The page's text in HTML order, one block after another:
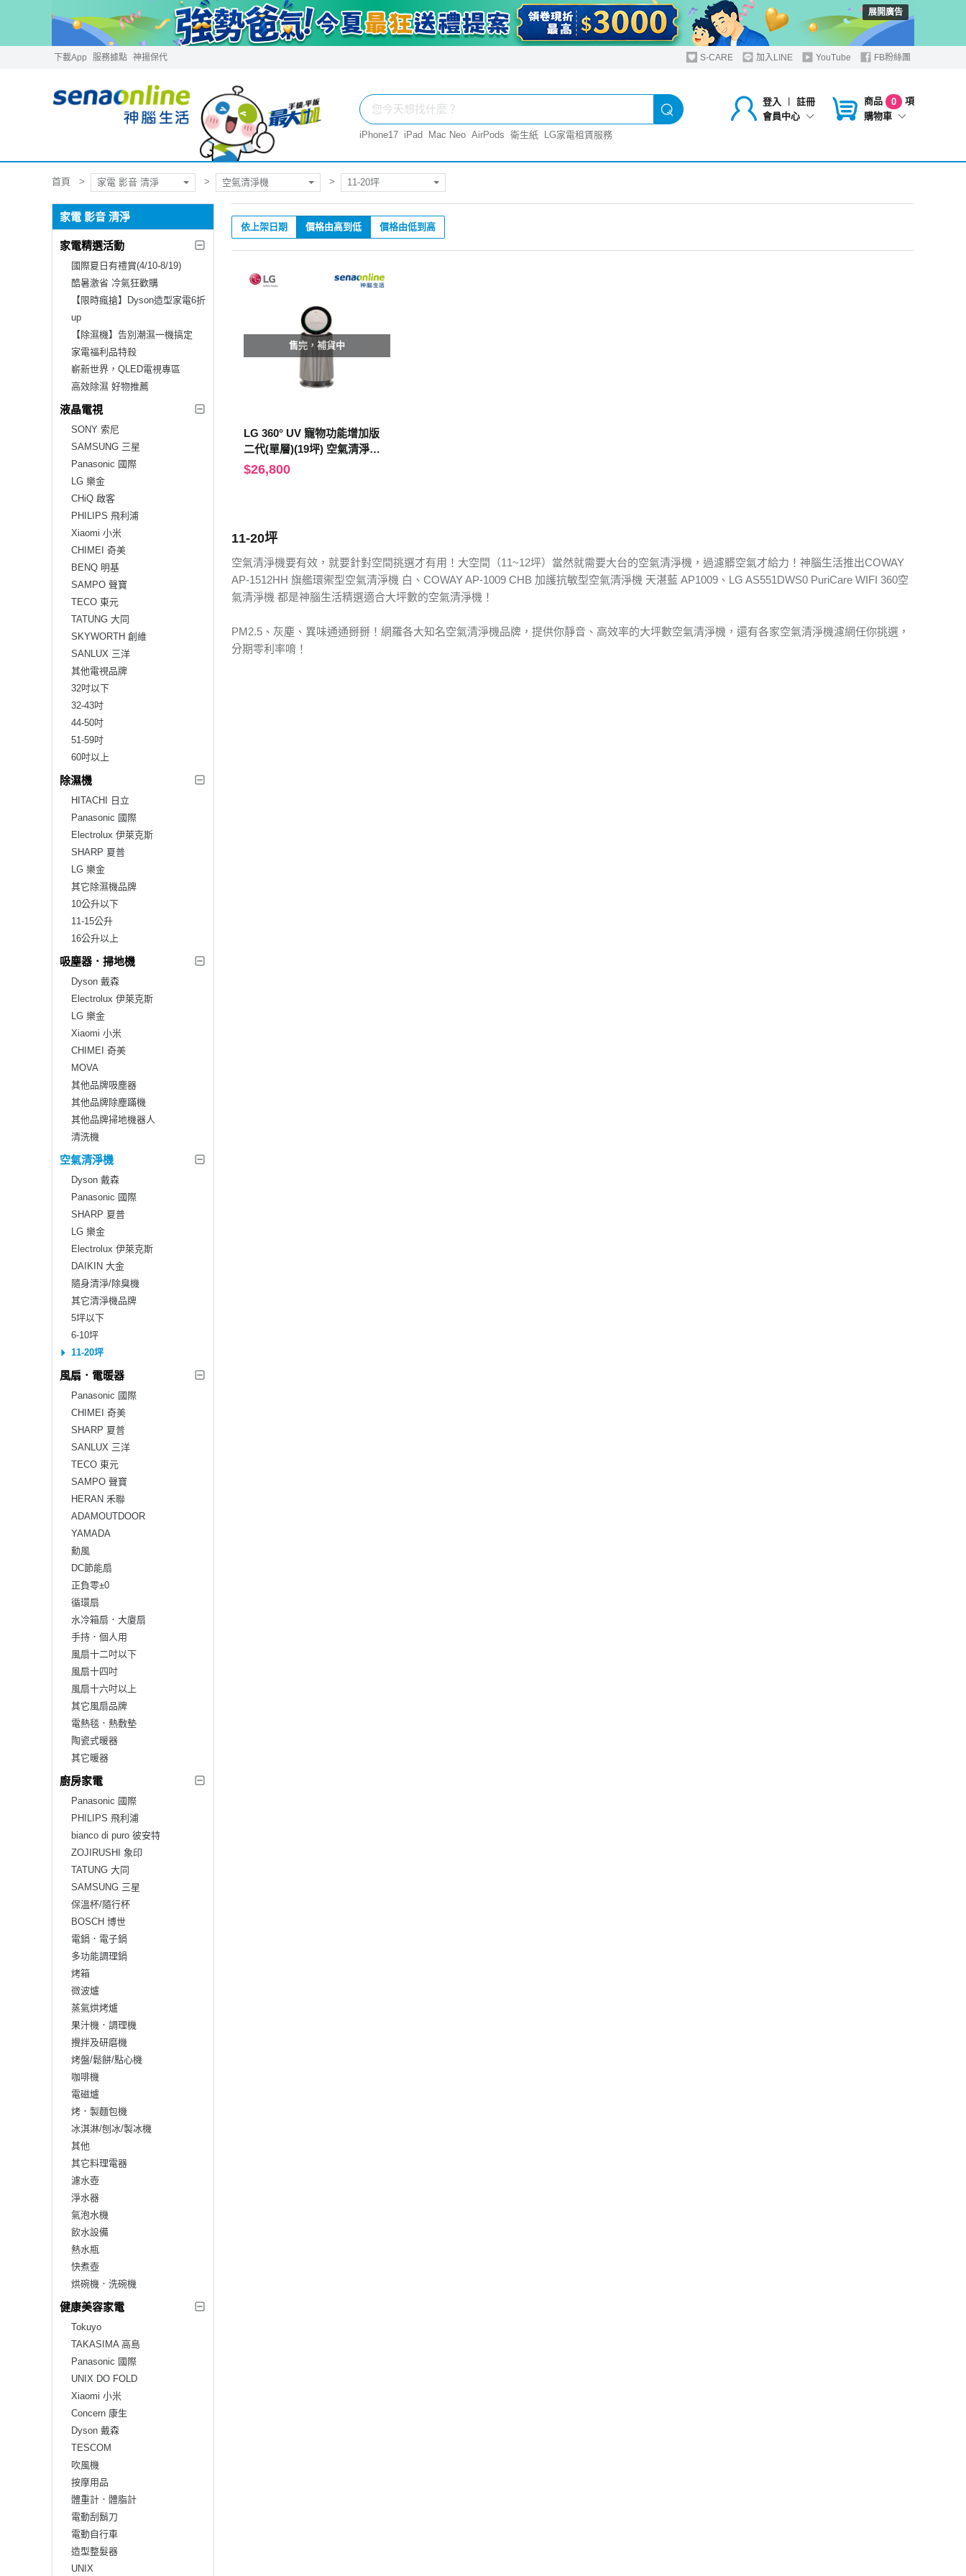
展開廣告
下載App 服務據點 神揚保代 S-CARE 加入LINE YouTube FB粉絲團
登入 ︱
註冊
會員中心
商品 0
項
購物車
iPhone17 iPad Mac Neo AirPods 衛生紙 LG家電租賃服務
首頁 家電 影音 清淨 空氣清淨機 11-20坪
家電 影音 清淨
家電精選活動
國際夏日有禮賞(4/10-8/19)
酷暑激省 冷氣狂歡購
【限時瘋搶】Dyson造型家電6折
up
【除濕機】告別潮濕一機搞定
家電福利品特殺
嶄新世界，QLED電視專區
高效除濕 好物推薦
液晶電視
SONY 索尼
SAMSUNG 三星
Panasonic 國際
LG 樂金
CHiQ 啟客
PHILIPS 飛利浦
Xiaomi 小米
CHIMEI 奇美
BENQ 明基
SAMPO 聲寶
TECO 東元
TATUNG 大同
SKYWORTH 創維
SANLUX 三洋
其他電視品牌
32吋以下
32-43吋
44-50吋
51-59吋
60吋以上
除濕機
HITACHI 日立
Panasonic 國際
Electrolux 伊萊克斯
SHARP 夏普
LG 樂金
其它除濕機品牌
10公升以下
11-15公升
16公升以上
吸塵器．掃地機
Dyson 戴森
Electrolux 伊萊克斯
LG 樂金
Xiaomi 小米
CHIMEI 奇美
MOVA
其他品牌吸塵器
其他品牌除塵蹣機
其他品牌掃地機器人
清洗機
空氣清淨機
Dyson 戴森
Panasonic 國際
SHARP 夏普
LG 樂金
Electrolux 伊萊克斯
DAIKIN 大金
隨身清淨/除臭機
其它清淨機品牌
5坪以下
6-10坪
11-20坪
風扇．電暖器
Panasonic 國際
CHIMEI 奇美
SHARP 夏普
SANLUX 三洋
TECO 東元
SAMPO 聲寶
HERAN 禾聯
ADAMOUTDOOR
YAMADA
勳風
DC節能扇
正負零±0
循環扇
水冷箱扇．大廈扇
手持．個人用
風扇十二吋以下
風扇十四吋
風扇十六吋以上
其它風扇品牌
電熱毯．熱敷墊
陶瓷式暖器
其它暖器
廚房家電
Panasonic 國際
PHILIPS 飛利浦
bianco di puro 彼安特
ZOJIRUSHI 象印
TATUNG 大同
SAMSUNG 三星
保溫杯/隨行杯
BOSCH 博世
電鍋．電子鍋
多功能調理鍋
烤箱
微波爐
蒸氣烘烤爐
果汁機．調理機
攪拌及研磨機
烤盤/鬆餅/點心機
咖啡機
電磁爐
烤．製麵包機
冰淇淋/刨冰/製冰機
其他
其它料理電器
濾水壺
淨水器
氣泡水機
飲水設備
熱水瓶
快煮壺
烘碗機．洗碗機
健康美容家電
Tokuyo
TAKASIMA 高島
Panasonic 國際
UNIX DO FOLD
Xiaomi 小米
Concern 康生
Dyson 戴森
TESCOM
吹風機
按摩用品
體重計．體脂計
電動刮鬍刀
電動自行車
造型整髮器
UNIX
依上架日期 價格由高到低 價格由低到高
售完，補貨中
LG 360° UV 寵物功能增加版
二代(單層)(19坪) 空氣清淨機
AS651DBY0
$26,800
11-20坪
空氣清淨機要有效，就要針對空間挑選才有用！大空間（11~12坪）當然就需要大台的空氣清淨機，過濾髒空氣才給力！神腦生活推出COWAY
AP-1512HH 旗艦環禦型空氣清淨機 白、COWAY AP-1009 CHB 加護抗敏型空氣清淨機 天湛藍 AP1009、LG AS551DWS0 PuriCare WIFI 360空
氣清淨機 都是神腦生活精選適合大坪數的空氣清淨機！
PM2.5、灰塵、異味通通掰掰！網羅各大知名空氣清淨機品牌，提供你靜音、高效率的大坪數空氣清淨機，還有各家空氣清淨機濾網任你挑選，
分期零利率唷！